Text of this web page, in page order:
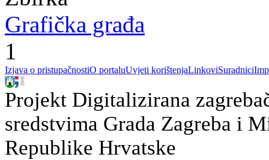
Grafička građa
1
Izjava o pristupačnostiO portaluUvjeti korištenjaLinkoviSuradnici
Projekt Digitalizirana
sredstvima Grada Zagreba i
Republike Hrvatske